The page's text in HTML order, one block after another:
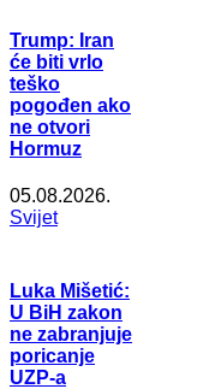
Trump: Iran
će biti vrlo
teško
pogođen ako
ne otvori
Hormuz
05.08.2026.
Svijet
Luka Mišetić:
U BiH zakon
ne zabranjuje
poricanje
UZP-a